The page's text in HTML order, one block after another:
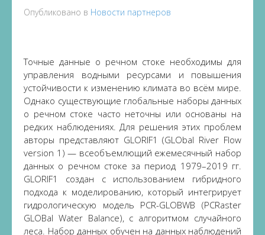
Опубликовано в Новости партнеров
Точные данные о речном стоке необходимы для
управления водными ресурсами и повышения
устойчивости к изменению климата во всём мире.
Однако существующие глобальные наборы данных
о речном стоке часто неточны или основаны на
редких наблюдениях. Для решения этих проблем
авторы представляют GLORIF1 (GLObal River Flow
version 1) — всеобъемлющий ежемесячный набор
данных о речном стоке за период 1979–2019 гг.
GLORIF1 создан с использованием гибридного
подхода к моделированию, который интегрирует
гидрологическую модель PCR-GLOBWB (PCRaster
GLOBal Water Balance), с алгоритмом случайного
леса. Набор данных обучен на данных наблюдений